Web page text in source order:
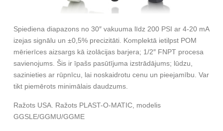
Spiediena diapazons no 30″ vakuuma līdz 200 PSI ar 4-20 mA
izejas signālu un ±0,5% precizitāti. Komplektā ietilpst POM
mērierīces aizsargs kā izolācijas barjera; 1/2″ FNPT procesa
savienojums. Šis ir īpašs pasūtījuma izstrādājums; lūdzu,
sazinieties ar rūpnīcu, lai noskaidrotu cenu un pieejamību. Var
tikt piemērots minimālais daudzums.
Ražots USA. Ražots PLAST-O-MATIC, modelis
GGSLE/GGMU/GGME